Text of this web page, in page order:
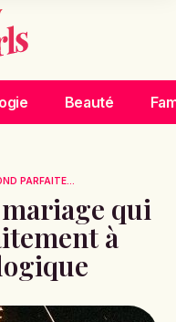
Beauté
PARFAITE...
qui
à